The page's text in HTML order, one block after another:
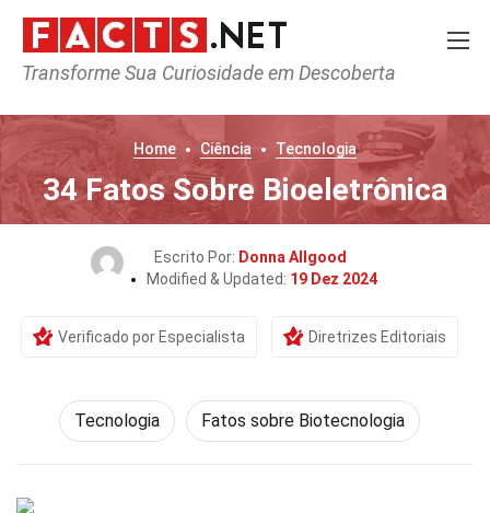
Transforme Sua Curiosidade em Descoberta
Home Ciência Tecnologia
34 Fatos Sobre Bioeletrônica
Escrito Por: Donna Allgood
Modified & Updated: 19 Dez 2024
Verificado por Especialista Diretrizes Editoriais
Tecnologia Fatos sobre Biotecnologia